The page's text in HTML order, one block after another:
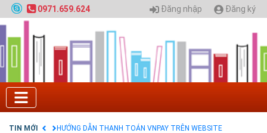
0971.659.624 Đăng nhập Đăng ký
TIN MỚI
Quy hoạch chung hệ thống đê điều thành phố Hà
Nội
GIAO LƯU TRỰC TUYẾN - TƯ VẤN TUYỂN SINH ĐẠI
HỌC CHÍNH QUY ĐẠI HỌC KIẾN TRÚC NĂM 2020 -
SỐ 02
Nạp EP vào tài khoản bằng thẻ cào điện thoại
Tuyển sinh 2025, Khoa kỹ thuật hạ tầng và môi
HƯỚNG DẪN THANH TOÁN VNPAY TRÊN WEBSITE